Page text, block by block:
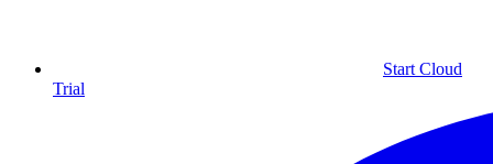
Start Cloud
Trial